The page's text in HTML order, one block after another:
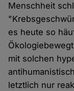
Menschheit
es heute so
mit solchen
letztlich nur